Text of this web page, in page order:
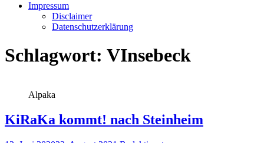
Impressum
Disclaimer
Datenschutzerklärung
Schlagwort: VInsebeck
Alpaka
KiRaKa kommt! nach Steinheim